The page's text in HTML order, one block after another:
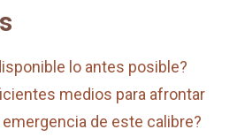
lo antes posible?
medios para afrontar
emergencia de este calibre?